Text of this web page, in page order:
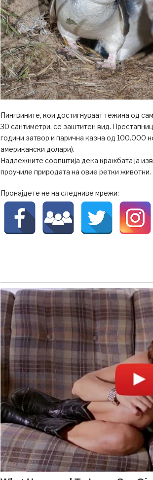
Пингвините, кои достигнуваат тежина од
30 сантиметри, се заштитен вид.
години затвор и парична казна од 100.000
американски долари).
Надлежните соопштија дека кражбата ја
проучиле природата на овие ретки животни.
Пронајдете не на следниве мрежи: